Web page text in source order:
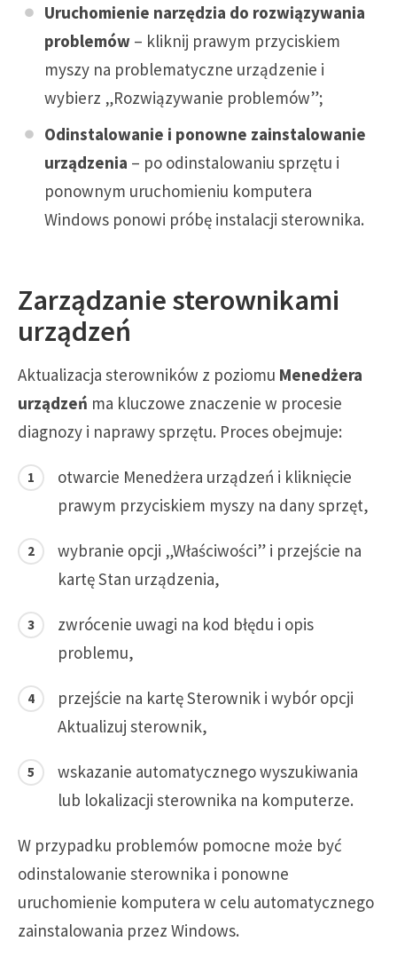
Uruchomienie narzędzia do rozwiązywania
problemów – kliknij prawym przyciskiem
myszy na problematyczne urządzenie i
wybierz „Rozwiązywanie problemów”;
Odinstalowanie i ponowne zainstalowanie
urządzenia – po odinstalowaniu sprzętu i
ponownym uruchomieniu komputera
Windows ponowi próbę instalacji sterownika.
Zarządzanie sterownikami
urządzeń
Aktualizacja sterowników z poziomu Menedżera
urządzeń ma kluczowe znaczenie w procesie
diagnozy i naprawy sprzętu. Proces obejmuje:
otwarcie Menedżera urządzeń i kliknięcie
prawym przyciskiem myszy na dany sprzęt,
wybranie opcji „Właściwości” i przejście na
kartę Stan urządzenia,
zwrócenie uwagi na kod błędu i opis
problemu,
przejście na kartę Sterownik i wybór opcji
Aktualizuj sterownik,
wskazanie automatycznego wyszukiwania
lub lokalizacji sterownika na komputerze.
W przypadku problemów pomocne może być
odinstalowanie sterownika i ponowne
uruchomienie komputera w celu automatycznego
zainstalowania przez Windows.